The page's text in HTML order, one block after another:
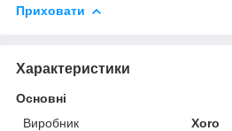
Приховати
Характеристики
Основні
Виробник
Xoro